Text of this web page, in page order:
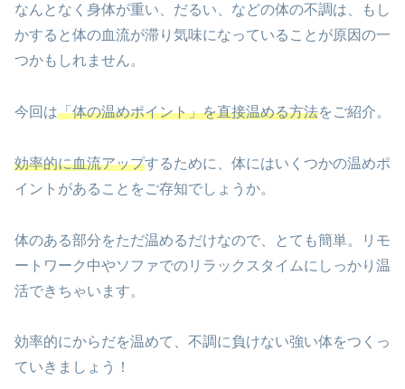
なんとなく身体が重い、だるい、などの体の不調は、もし
かすると体の血流が滞り気味になっていることが原因の一
つかもしれません。
今回は「体の温めポイント」を直接温める方法をご紹介。
効率的に血流アップするために、体にはいくつかの温めポ
イントがあることをご存知でしょうか。
体のある部分をただ温めるだけなので、とても簡単。リモ
ートワーク中やソファでのリラックスタイムにしっかり温
活できちゃいます。
効率的にからだを温めて、不調に負けない強い体をつくっ
ていきましょう！